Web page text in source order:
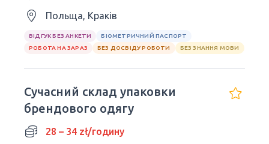
Польща, Краків
ВІДГУК БЕЗ АНКЕТИ
БІОМЕТРИЧНИЙ ПАСПОРТ
РОБОТА НА ЗАРАЗ
БЕЗ ДОСВІДУ РОБОТИ БЕЗ ЗНАННЯ МОВИ
Сучасний склад упаковки
брендового одягу
28 – 34 zł/годину